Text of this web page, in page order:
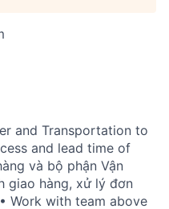
and Transportation to
and lead time of
và bộ phận Vận
giao hàng, xử lý đơn
Work with team above